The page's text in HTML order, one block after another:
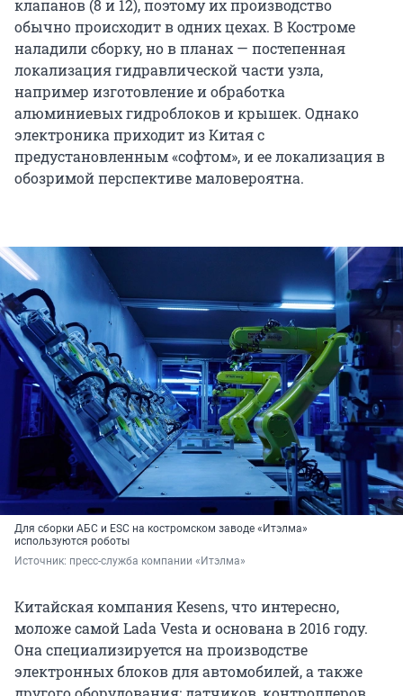
клапанов (8 и 12), поэтому их производство
обычно происходит в одних цехах. В Костроме
наладили сборку, но в планах — постепенная
локализация гидравлической части узла,
например изготовление и обработка
алюминиевых гидроблоков и крышек. Однако
электроника приходит из Китая с
предустановленным «софтом», и ее локализация в
обозримой перспективе маловероятна.
Для сборки АБС и ESC на костромском заводе «Итэлма»
используются роботы
Источник: пресс-служба компании «Итэлма»
Китайская компания Kesens, что интересно,
моложе самой Lada Vesta и основана в 2016 году.
Она специализируется на производстве
электронных блоков для автомобилей, а также